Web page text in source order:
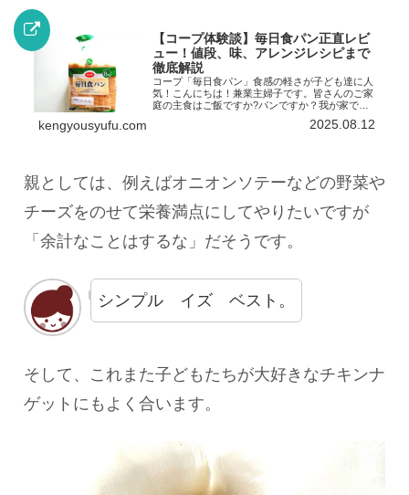
【コープ体験談】毎日食パン正直レビ
ュー！値段、味、アレンジレシピまで
徹底解説
コープ「毎日食パン」食感の軽さが子ども達に人
気！こんにちは！兼業主婦子です。皆さんのご家
庭の主食はご飯ですか?パンですか？我が家では
欠かせない食材の一つになっています。パンと言
kengyousyufu.com 2025.08.12
親としては、例えばオニオンソテーなどの野菜や
チーズをのせて栄養満点にしてやりたいですが
「余計なことはするな」だそうです。
シンプル イズ ベスト。
そして、これまた子どもたちが大好きなチキンナ
ゲットにもよく合います。